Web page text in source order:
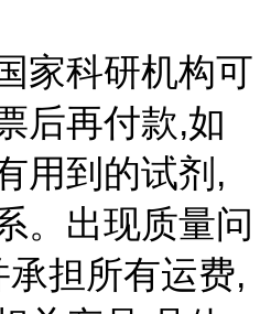
家科研机构可
后再付款,如
用到的试剂,
。出现质量问
担所有运费,